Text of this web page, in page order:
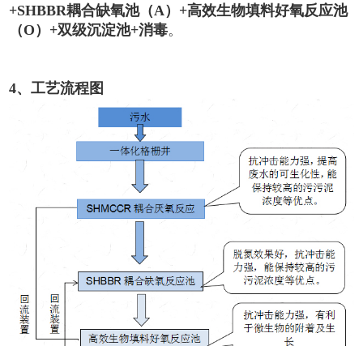
+SHBBR耦合缺氧池（A）+高效生物填料好氧反应池
（O）+双级沉淀池+消毒。
4、工艺流程图